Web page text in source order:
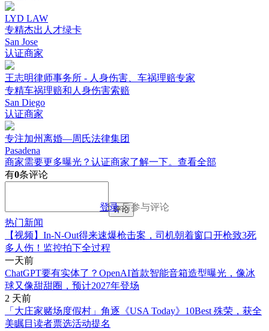
LYD LAW
专精杰出人才绿卡
San Jose
认证商家
王志明律师事务所 - 人身伤害、车祸理赔专家
专精车祸理赔和人身伤害索赔
San Diego
认证商家
专注加州离婚—周氏法律集团
Pasadena
商家需要更多曝光？认证商家了解一下。 查看全部
有0条评论
登录后参与评论
评论
热门新闻
【视频】In-N-Out得来速爆枪击案，司机朝着窗口开枪致3死
多人伤！监控拍下全过程
一天前
ChatGPT要有实体了？OpenAI首款智能音箱造型曝光，像冰
球又像甜甜圈，预计2027年登场
2 天前
「大庄家赌场度假村」角逐《USA Today》10Best 殊荣，获全
美瞩目读者票选活动提名